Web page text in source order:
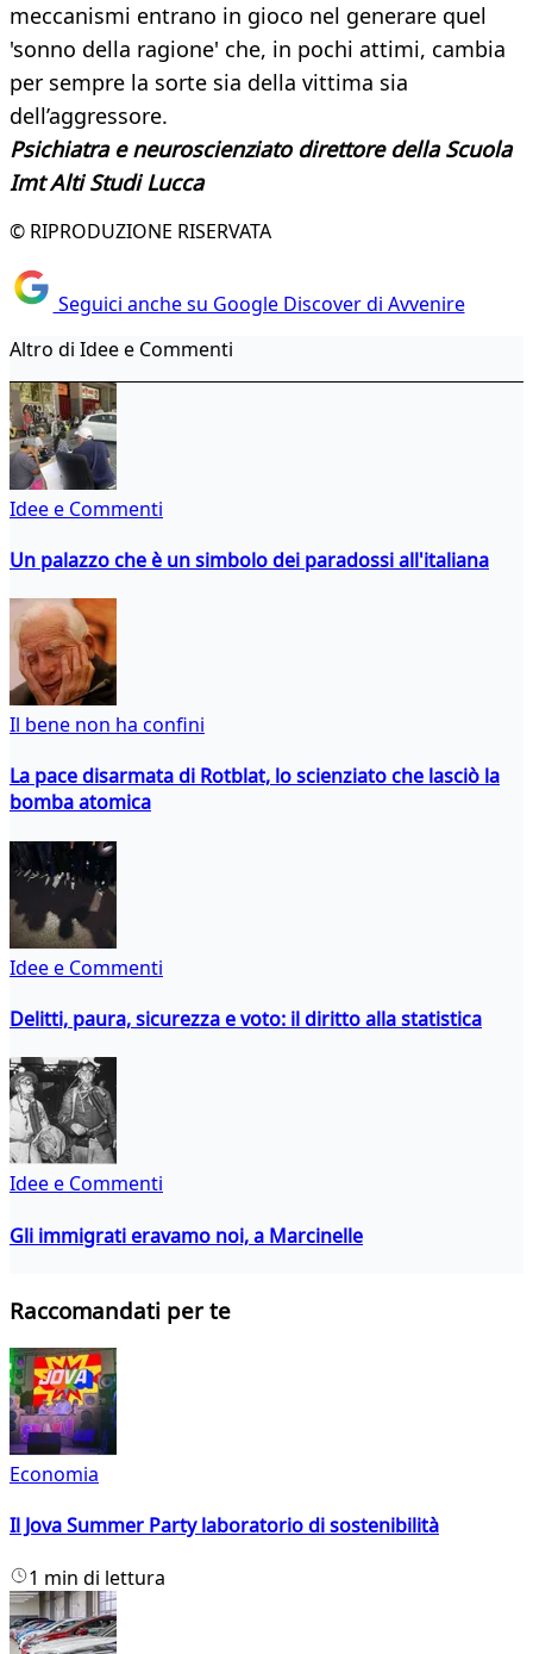
meccanismi entrano in gioco nel generare quel
'sonno della ragione' che, in pochi attimi, cambia
per sempre la sorte sia della vittima sia
dell’aggressore.
Psichiatra e neuroscienziato direttore della Scuola
Imt Alti Studi Lucca
© RIPRODUZIONE RISERVATA
Seguici anche su Google Discover di Avvenire
Altro di Idee e Commenti
Idee e Commenti
Un palazzo che è un simbolo dei paradossi all'italiana
Il bene non ha confini
La pace disarmata di Rotblat, lo scienziato che lasciò la
bomba atomica
Idee e Commenti
Delitti, paura, sicurezza e voto: il diritto alla statistica
Idee e Commenti
Gli immigrati eravamo noi, a Marcinelle
Raccomandati per te
Economia
Il Jova Summer Party laboratorio di sostenibilità
1 min di lettura